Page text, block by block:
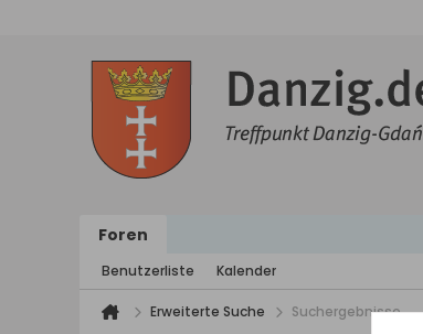
Foren
Benutzerliste Kalender
Erweiterte Suche Suchergebnisse